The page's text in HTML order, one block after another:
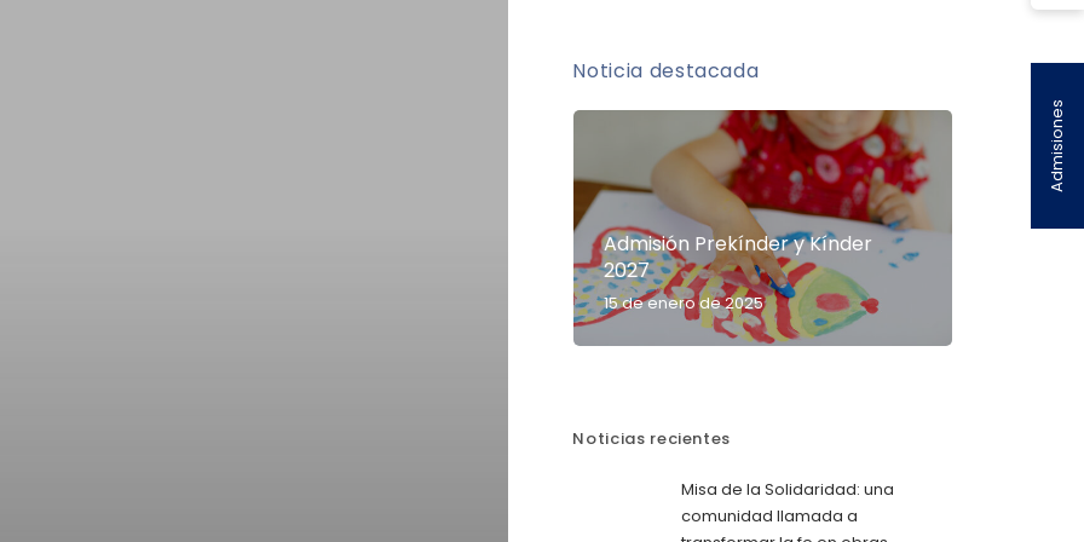
Noticia destacada
Admisión Prekínder y Kínder
2027
15 de enero de 2025
Noticias recientes
Misa de la Solidaridad: una
comunidad llamada a
Admisiones